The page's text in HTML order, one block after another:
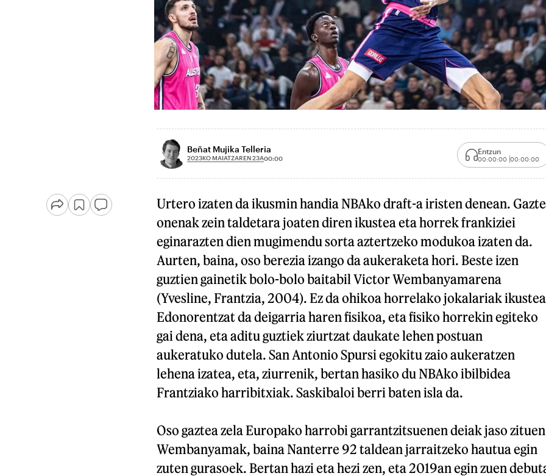
Beñat Mujika Telleria
2023KO MAIATZAREN 23A00:00
Entzun
00:00:00 00:00:00
Urtero izaten da ikusmin handia NBAko draft-a iristen denean. Gazte
onenak zein taldetara joaten diren ikustea eta horrek frankiziei
eginarazten dien mugimendu sorta aztertzeko modukoa izaten da.
Aurten, baina, oso berezia izango da aukeraketa hori. Beste izen
guztien gainetik bolo-bolo baitabil Victor Wembanyamarena
(Yvesline, Frantzia, 2004). Ez da ohikoa horrelako jokalariak
Edonorentzat da deigarria haren fisikoa, eta fisiko horrekin egiteko
gai dena, eta aditu guztiek ziurtzat daukate lehen postuan
aukeratuko dutela. San Antonio Spursi egokitu zaio aukeratzen
lehena izatea, eta, ziurrenik, bertan hasiko du NBAko ibilbidea
Frantziako harribitxiak. Saskibaloi berri baten isla da.
Oso gaztea zela Europako harrobi garrantzitsuenen deiak jaso zituen
Wembanyamak, baina Nanterre 92 taldean jarraitzeko hautua egin
zuten gurasoek. Bertan hazi eta hezi zen, eta 2019an egin zuen